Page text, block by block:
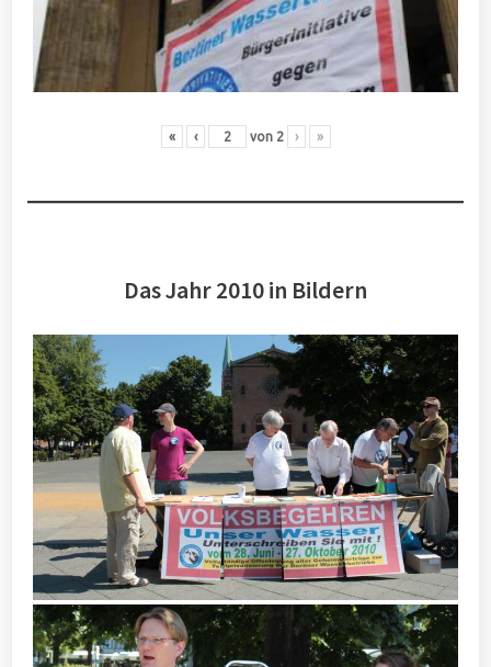
« ‹ von 2 › »
Das Jahr 2010 in Bildern